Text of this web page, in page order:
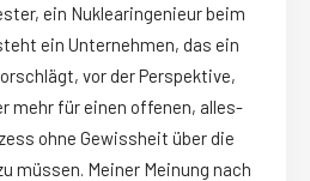
ein Nuklearingenieur beim
ein Unternehmen, das ein
vor der Perspektive,
mehr für einen offenen, alles-
ohne Gewissheit über die
müssen. Meiner Meinung nach